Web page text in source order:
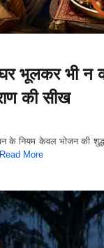
भूलकर भी
की सीख
के नियम केवल भोजन की
Read More